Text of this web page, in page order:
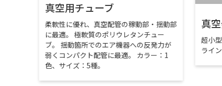
真空用チューブ
柔軟性に優れ、真空配管の稼動部・揺動部
に最適。 極軟質のポリウレタンチュー
ブ。 揺動箇所でのエア機器への反発力が
弱くコンパクト配管に最適。 カラー：1
色、サイズ：5種。
真
超小
ライ